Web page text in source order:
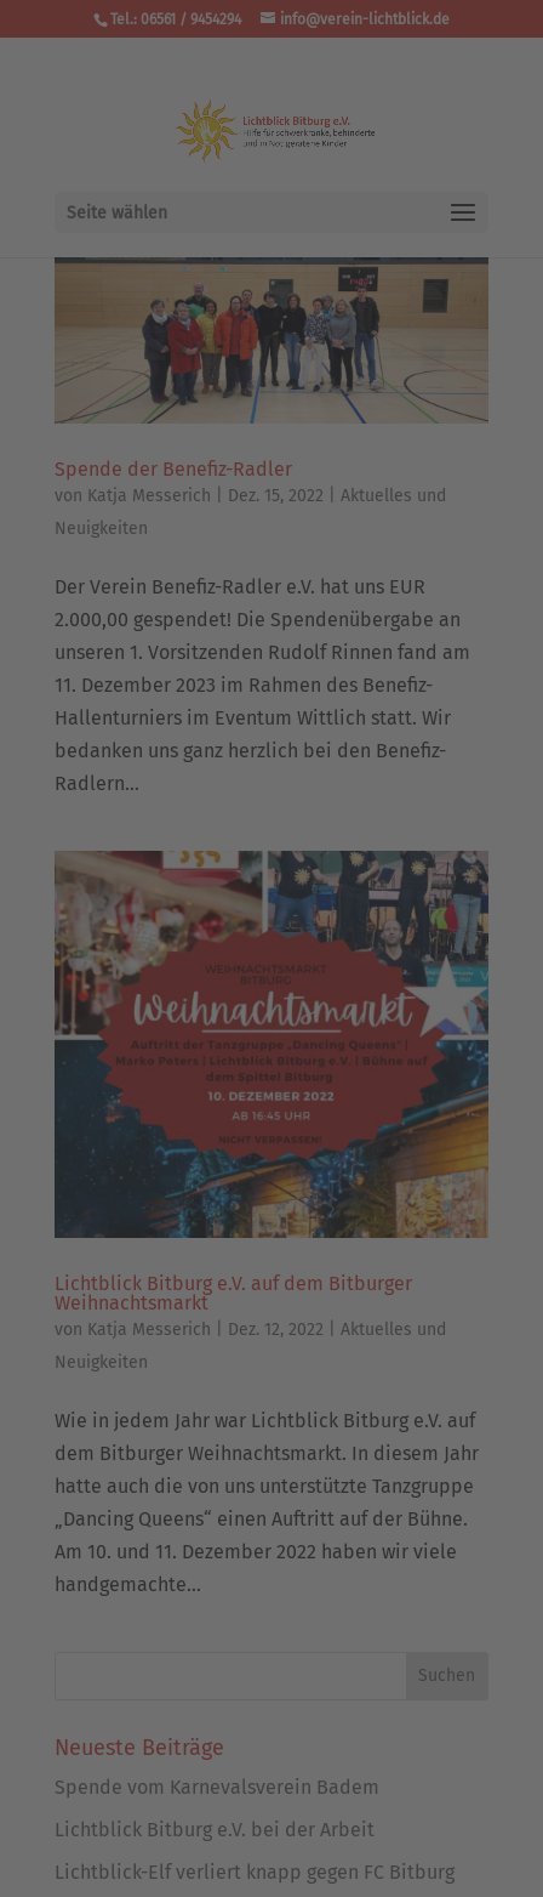
Tel.: 06561 / 9454294 info@verein-lichtblick.de
Seite wählen
Spende der Benefiz-Radler
von Katja Messerich Dez. 15, 2022
Aktuelles und
Neuigkeiten
Der Verein Benefiz-Radler e.V. hat uns EUR
2.000,00 gespendet! Die Spendenübergabe an
unseren 1. Vorsitzenden Rudolf Rinnen fand am
11. Dezember 2023 im Rahmen des Benefiz-
Hallenturniers im Eventum Wittlich statt. Wir
bedanken uns ganz herzlich bei den Benefiz-
Radlern...
Lichtblick Bitburg e.V. auf dem Bitburger
Weihnachtsmarkt
von Katja Messerich Dez. 12, 2022
Aktuelles und
Neuigkeiten
Wie in jedem Jahr war Lichtblick Bitburg e.V. auf
dem Bitburger Weihnachtsmarkt. In diesem Jahr
hatte auch die von uns unterstützte Tanzgruppe
„Dancing Queens“ einen Auftritt auf der Bühne.
Am 10. und 11. Dezember 2022 haben wir viele
handgemachte...
Neueste Beiträge
Spende vom Karnevalsverein Badem
Lichtblick Bitburg e.V. bei der Arbeit
Lichtblick-Elf verliert knapp gegen FC Bitburg